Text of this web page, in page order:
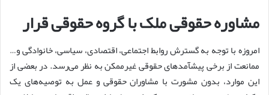
مشاوره حقوقی ملک با گروه حقوقی قرار
امروزه با توجه به گسترش روابط اجتماعی، اقتصادی، سیاسی، خانوادگی و…
ممانعت از برخی پیشآمدهای حقوقی غیرممکن به نظر می‌رسد. در بعضی از
این موارد، بدون مشورت با مشاوران حقوقی و عمل به توصیه‌های یک